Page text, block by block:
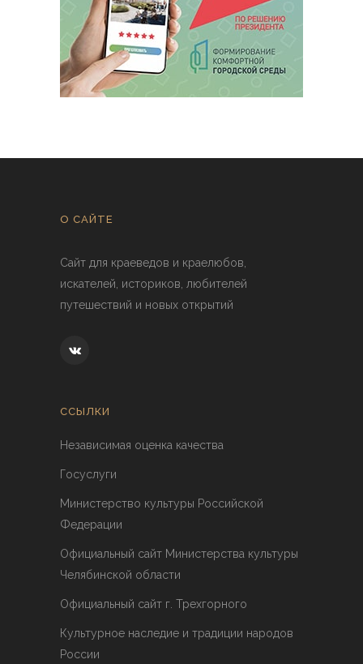
О САЙТЕ
Сайт для краеведов и краелюбов,
искателей, историков, любителей
путешествий и новых открытий
ССЫЛКИ
Независимая оценка качества
Госуслуги
Министерство культуры Российской
Федерации
Официальный сайт Министерства культуры
Челябинской области
Официальный сайт г. Трехгорного
Культурное наследие и традиции народов
России